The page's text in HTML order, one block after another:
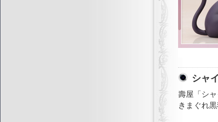
シャ
壽屋「シ
きまぐれ